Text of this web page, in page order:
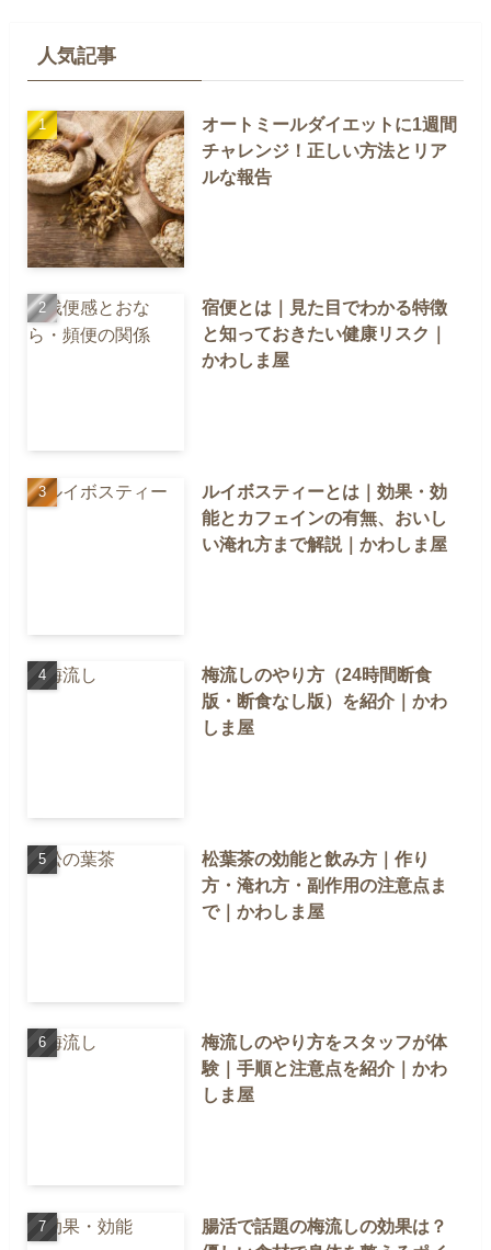
人気記事
オートミールダイエットに1週間
チャレンジ！正しい方法とリア
ルな報告
宿便とは｜見た目でわかる特徴
と知っておきたい健康リスク｜
かわしま屋
ルイボスティーとは｜効果・効
能とカフェインの有無、おいし
い淹れ方まで解説｜かわしま屋
梅流しのやり方（24時間断食
版・断食なし版）を紹介｜かわ
しま屋
松葉茶の効能と飲み方｜作り
方・淹れ方・副作用の注意点ま
で｜かわしま屋
梅流しのやり方をスタッフが体
験｜手順と注意点を紹介｜かわ
しま屋
腸活で話題の梅流しの効果は？